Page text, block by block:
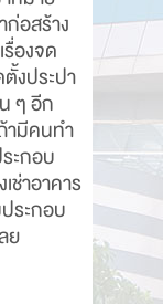
อสร้าง
องจด
งประปา
ๆ อีก
ามีคนทำ
ะกอบ
ช่าอาคาร
ระกอบ
ย